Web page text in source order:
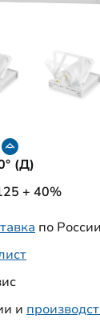
(Д)
+ 40%
по России
и